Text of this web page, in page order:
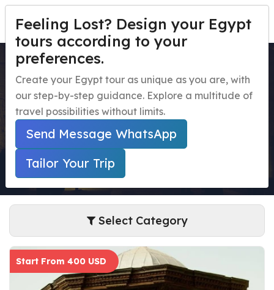
Menu
Paquetes de viaje a Egipto Open submenu
Excursiones de un día en Egipto Open submenu
Excursiones en la Costa de Egipto Open submenu
Actividades nocturnas en Egipto
navbar.contact
PERSONALIZA TU VIAJE
PERSONALIZA TU VIAJE
Tours nocturnos en Egipto
Home
Paquetes De Viaje A Egipto
Tours Nocturnos En Egipto
Select Category
Start From 400 USD
Feeling Lost? Design your Egypt
tours according to your
preferences.
Create your Egypt tour as unique as you are, with
our step-by-step guidance. Explore a multitude of
travel possibilities without limits.
Send Message WhatsApp
Tailor Your Trip